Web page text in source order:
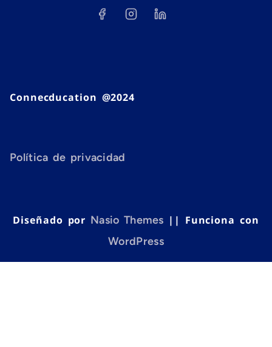
Connecducation @2024
Política de privacidad
Diseñado por Nasio Themes || Funciona con
WordPress